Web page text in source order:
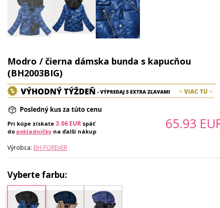
Modro / čierna dámska bunda s kapucňou
(BH2003BIG)
Pri kúpe získate 3.06 EUR späť
do pokladničky na ďalší nákup
Výrobca: BH FOREVER
65.93
Vyberte farbu: